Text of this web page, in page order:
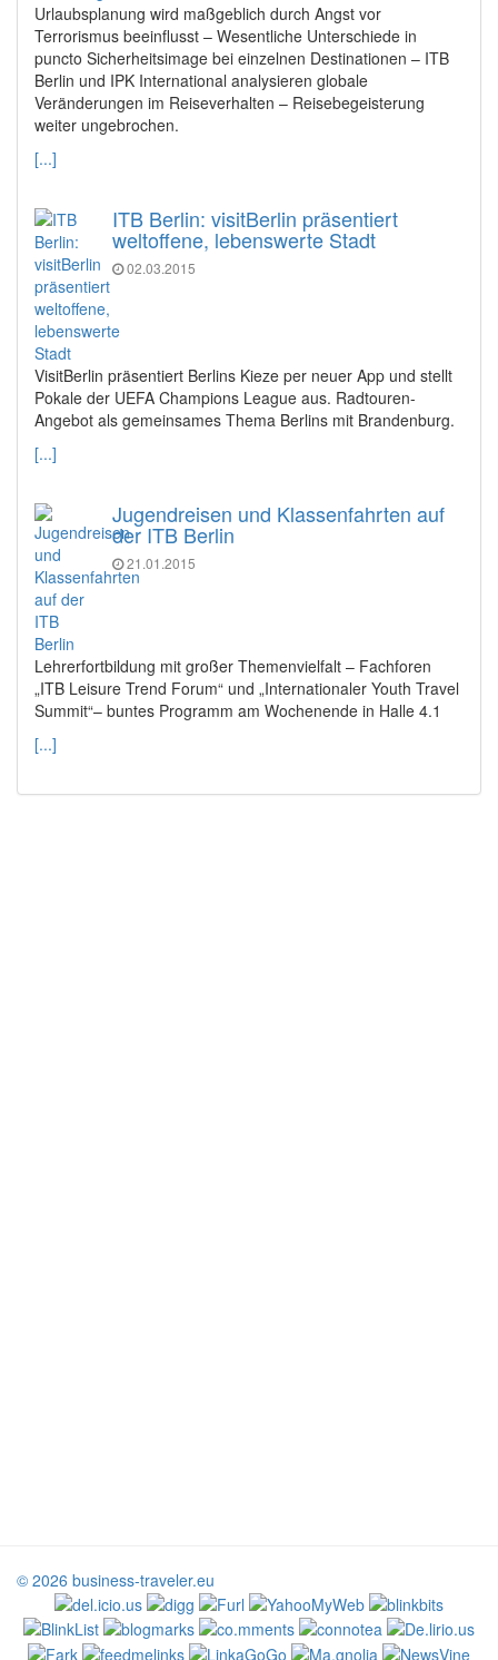
Urlaubsplanung wird maßgeblich durch Angst vor
Terrorismus beeinflusst – Wesentliche Unterschiede in
puncto Sicherheitsimage bei einzelnen Destinationen – ITB
Berlin und IPK International analysieren globale
Veränderungen im Reiseverhalten – Reisebegeisterung
weiter ungebrochen.
[...]
ITB Berlin: visitBerlin präsentiert
weltoffene, lebenswerte Stadt
02.03.2015
VisitBerlin präsentiert Berlins Kieze per neuer App und stellt
Pokale der UEFA Champions League aus. Radtouren-
Angebot als gemeinsames Thema Berlins mit Brandenburg.
[...]
Jugendreisen und Klassenfahrten auf
der ITB Berlin
21.01.2015
Lehrerfortbildung mit großer Themenvielfalt – Fachforen
„ITB Leisure Trend Forum“ und „Internationaler Youth Travel
Summit“– buntes Programm am Wochenende in Halle 4.1
[...]
© 2026 business-traveler.eu